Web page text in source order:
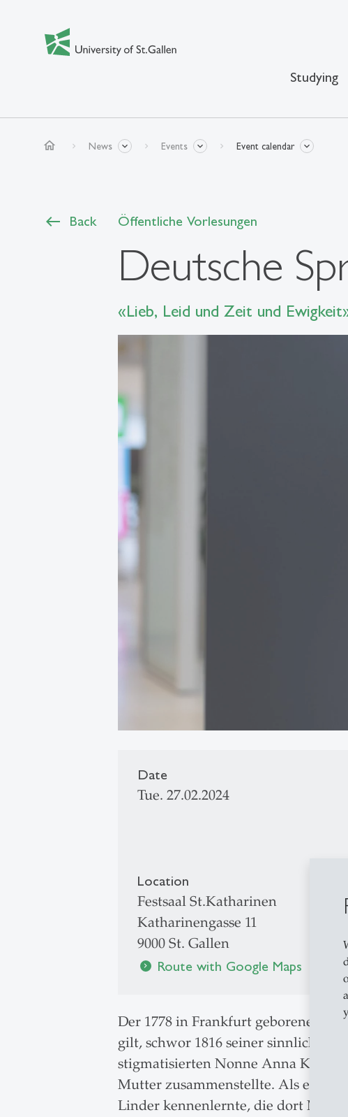
Studying
home News Events Event calendar
Back Öffentliche Vorlesungen
Deutsche
«Lieb, Leid und Zeit und
Date
Tue. 27.02.2024
Location
Festsaal St.Katharinen
Katharinengasse 11
9000 St. Gallen
chevron_right Route with Google Maps
Der 1778 in Frankfurt geborene
gilt, schwor 1816 seiner sinnlich-
stigmatisierten Nonne Anna
Mutter zusammenstellte. Als er
Linder kennenlernte, die dort